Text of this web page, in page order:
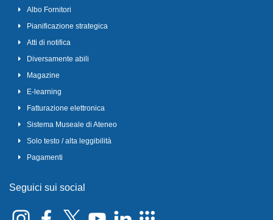
Albo Fornitori
Pianificazione strategica
Atti di notifica
Diversamente abili
Magazine
E-learning
Fatturazione elettronica
Sistema Museale di Ateneo
Solo testo / alta leggibilità
Pagamenti
Seguici sui social